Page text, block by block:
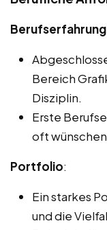
Bereich
Disziplin.
Erste
oft
Portfolio:
Ein starkes
und die